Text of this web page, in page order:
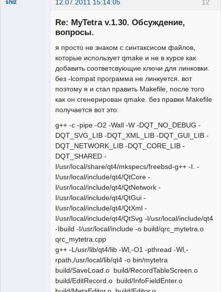
12
shiz 12.07.2011 15:14:05
Re: MyTetra v.1.30. Обсуждение,
вопросы.
я просто не знаком с синтаксисом файлов,
которые использует qmake и не в курсе как
добавить соответсвующие ключи для линковки.
без -lcompat программа не линкуется. вот
поэтому я и стал править Makefile, после того
как он сгенерирован qmake. без правки Makefile
получается вот это:
g++ -c -pipe -O2 -Wall -W -DQT_NO_DEBUG -
DQT_SVG_LIB -DQT_XML_LIB -DQT_GUI_LIB -
DQT_NETWORK_LIB -DQT_CORE_LIB -
DQT_SHARED -
I/usr/local/share/qt4/mkspecs/freebsd-g++ -I. -
I/usr/local/include/qt4/QtCore -
I/usr/local/include/qt4/QtNetwork -
I/usr/local/include/qt4/QtGui -
I/usr/local/include/qt4/QtXml -
I/usr/local/include/qt4/QtSvg -I/usr/local/include/qt4
-Ibuild -I/usr/local/include -o build/qrc_mytetra.o
qrc_mytetra.cpp
g++ -L/usr/lib/qt4/lib -Wl,-O1 -pthread -Wl,-
rpath,/usr/local/lib/qt4 -o bin/mytetra
build/SaveLoad.o build/RecordTableScreen.o
build/EditRecord.o build/InfoFieldEnter.o